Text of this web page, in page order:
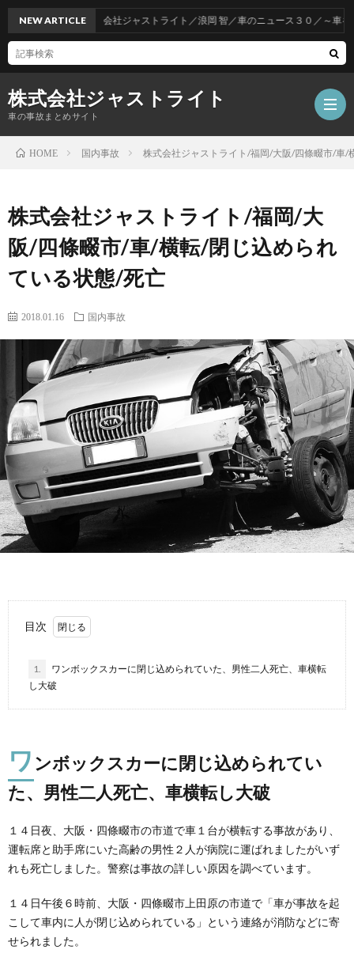
株式会社ジャストライト
車の事故まとめサイト
故
運
転
NEW ARTICLE株式会社ジャストライト／浪岡 智／車のニュース３０／～車をお得
HOME 国内事故 株式会社ジャストライト/福岡/大阪/四條畷市/車/
株式会社ジャストライト/福岡/大
阪/四條畷市/車/横転/閉じ込められ
ている状態/死亡
2018.01.16 国内事故
目次
1.
ワンボックスカーに閉じ込められていた、男性二人死亡、車横転
し大破
ワ ンボックスカーに閉じ込められてい
た、男性二人死亡、車横転し大破
１４日夜、大阪・四條畷市の市道で車１台が横転する事故があり、
運転席と助手席にいた高齢の男性２人が病院に運ばれましたがいず
れも死亡しました。警察は事故の詳しい原因を調べています。
１４日午後６時前、大阪・四條畷市上田原の市道で「車が事故を起
こして車内に人が閉じ込められている」という連絡が消防などに寄
せられました。